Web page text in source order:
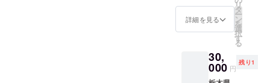
要」と
記載頂
様お一
人のご
効期限
▶メー
りしま
す。 チ
ケット
送りい
たしま
す。 ご
詳細を見る
リ
タ
ー
ン
を
選
択
す
る
30,
000 円
残り1